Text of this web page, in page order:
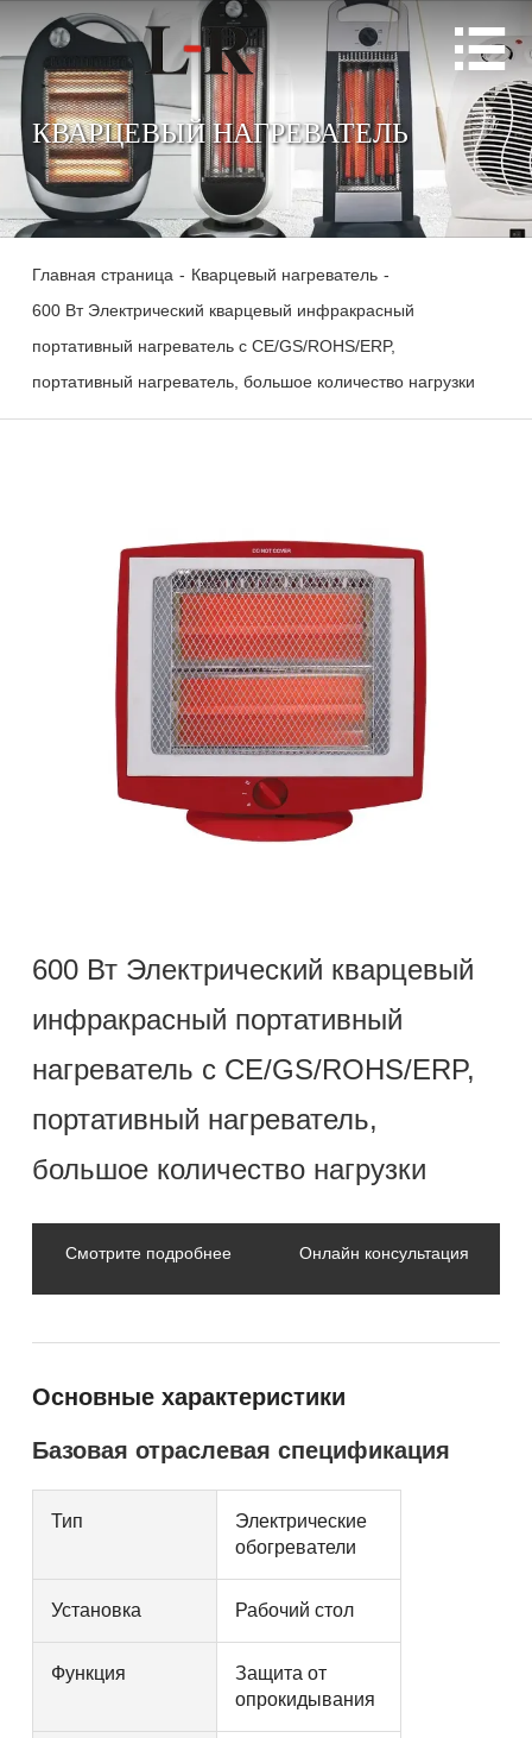

КВАРЦЕВЫЙ НАГРЕВАТЕЛЬ
Главная страница - Кварцевый нагреватель -
600 Вт Электрический кварцевый инфракрасный
портативный нагреватель с CE/GS/ROHS/ERP,
портативный нагреватель, большое количество нагрузки
600 Вт Электрический кварцевый
инфракрасный портативный
нагреватель с CE/GS/ROHS/ERP,
портативный нагреватель,
большое количество нагрузки
Смотрите подробнее Онлайн консультация
Основные характеристики
Базовая отраслевая спецификация
Тип
Электрические
обогреватели
Установка Рабочий стол
Функция
Защита от
опрокидывания